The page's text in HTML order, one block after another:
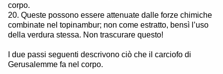
corpo.
20. Queste possono essere attenuate dalle forze chimiche
combinate nel topinambur; non come estratto, bensì l’uso
della verdura stessa. Non trascurare questo!
I due passi seguenti descrivono ciò che il carciofo di
Gerusalemme fa nel corpo.